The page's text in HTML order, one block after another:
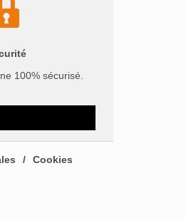
100% sécurisé.
Cookies